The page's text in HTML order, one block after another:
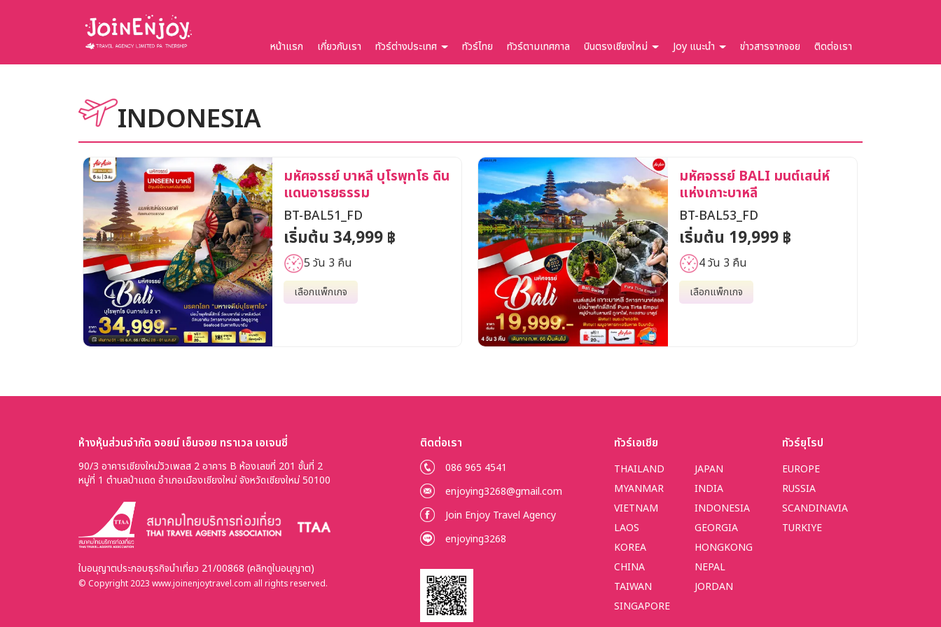
หน้าแรก เกี่ยวกับเรา ทัวร์ต่างประเทศ ทัวร์ไทย ทัวร์ตามเทศกาล บินตรงเชียงใหม่ Joy แนะนำ ข่าวสารจากจอย ติดต่อเรา
INDONESIA
มหัศจรรย์ บาหลี บุโรพุทโธ ดิน
แดนอารยธรรม
BT-BAL51_FD
เริ่มต้น 34,999 ฿
5 วัน 3 คืน
เลือกแพ็กเกจ
มหัศจรรย์ BALI มนต์เสน่ห์
แห่งเกาะบาหลี
BT-BAL53_FD
เริ่มต้น 19,999 ฿
4 วัน 3 คืน
เลือกแพ็กเกจ
ห้างหุ้นส่วนจำกัด จอยน์ เอ็นจอย ทราเวล เอเจนซี่
90/3 อาคารเชียงใหม่วิวเพลส 2 อาคาร B ห้องเลขที่ 201 ชั้นที่ 2
หมู่ที่ 1 ตำบลป่าแดด อำเภอเมืองเชียงใหม่ จังหวัดเชียงใหม่ 50100
ใบอนุญาตประกอบธุรกิจนำเที่ยว 21/00868 (คลิกดูใบอนุญาต)
© Copyright 2023 www.joinenjoytravel.com all rights reserved.
ติดต่อเรา
086 965 4541
enjoying3268@gmail.com
Join Enjoy Travel Agency
enjoying3268
ทัวร์เอเชีย
THAILAND
MYANMAR
VIETNAM
LAOS
KOREA
CHINA
TAIWAN
SINGAPORE
JAPAN
INDIA
INDONESIA
GEORGIA
HONGKONG
NEPAL
JORDAN
ทัวร์ยุโรป
EUROPE
RUSSIA
SCANDINAVIA
TURKIYE